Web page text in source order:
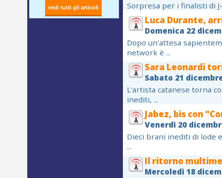
Sorpresa per i finalisti di
Luca Durante,
Domenica 22
Dopo un'attesa
network è ...
Sara Leonardi
Sabato 21
L'artista catanese torna
inediti, ...
Jabez, bis con
Venerdì 20
Dieci brani inediti di lode
...
Il ritorno
Mercoledì 18